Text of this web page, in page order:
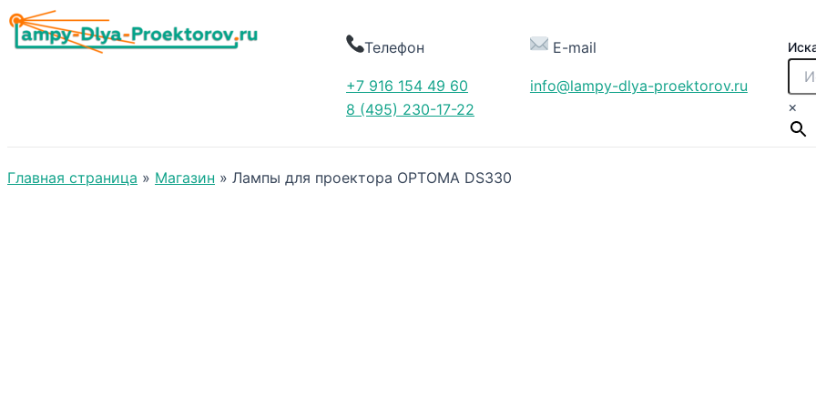
Телефон
+7 916 154 49 60
8 (495) 230-17-22
E-mail
info@lampy-dlya-proektorov.ru
×
Главная страница » Магазин » Лампы для проектора OPTOMA DS330